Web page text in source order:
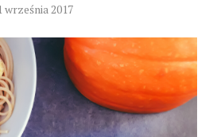
września 2017